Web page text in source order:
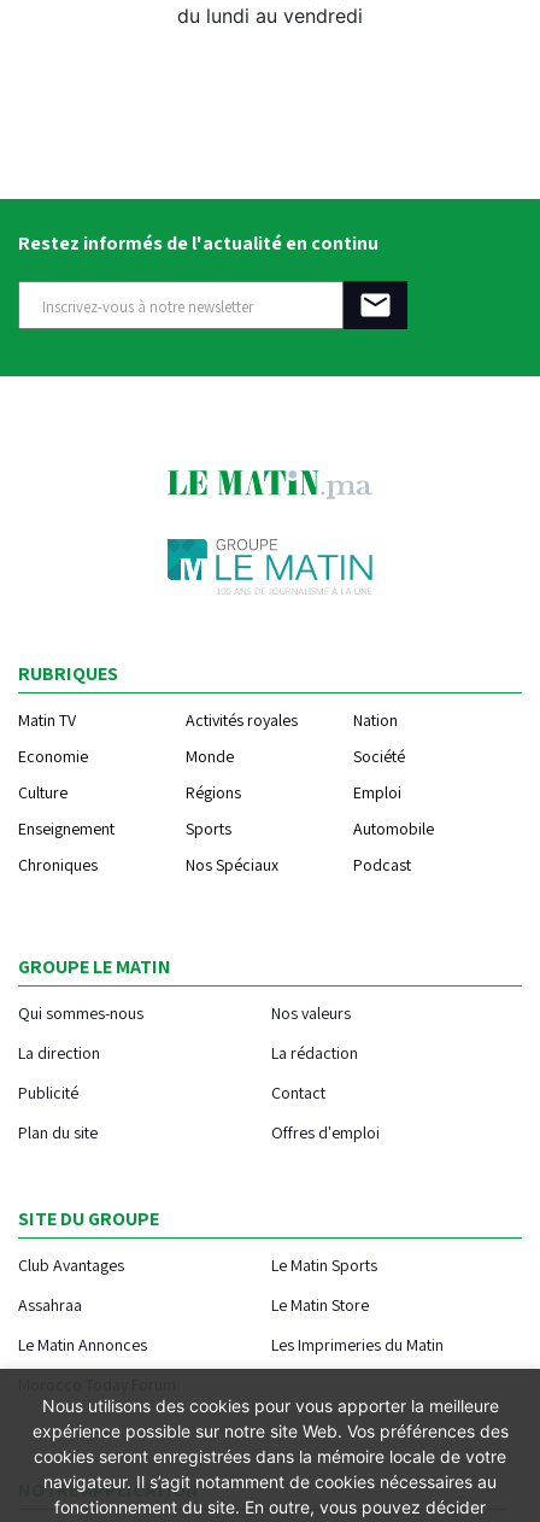
du lundi au vendredi
Restez informés de l'actualité en continu
RUBRIQUES
Matin TV Activités royales
Nation
Economie
Monde
Société
Culture
Régions
Emploi
Enseignement
Sports
Automobile
Chroniques
Nos Spéciaux Podcast
GROUPE LE MATIN
Qui sommes-nous
Nos valeurs
La direction
La rédaction
Publicité
Contact
Plan du site
Offres d'emploi
SITE DU GROUPE
Club Avantages
Le Matin Sports
Assahraa
Le Matin Store
Le Matin Annonces
Les Imprimeries du Matin
NOTRE APPLICATION
Nous utilisons des cookies pour vous apporter la meilleure
expérience possible sur notre site Web. Vos préférences des
cookies seront enregistrées dans la mémoire locale de votre
navigateur. Il s’agit notamment de cookies nécessaires au
fonctionnement du site. En outre, vous pouvez décider